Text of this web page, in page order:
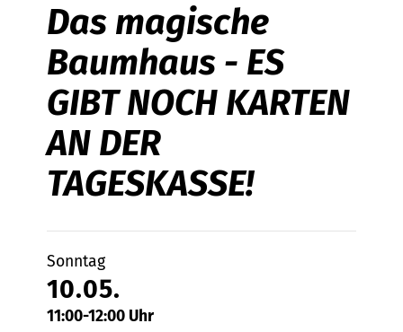
Das magische
Baumhaus - ES
GIBT NOCH KARTEN
AN DER
TAGESKASSE!
Sonntag
10.05.
11:00-12:00 Uhr